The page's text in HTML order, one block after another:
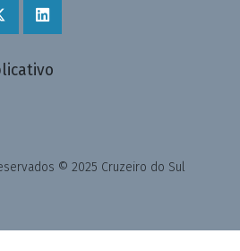
© 2025 Cruzeiro do Sul